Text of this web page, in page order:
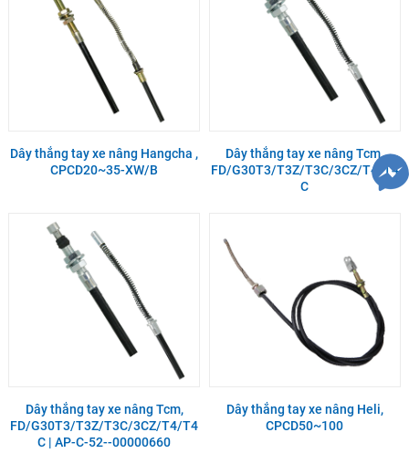
Dây thắng tay xe nâng Hangcha ,
CPCD20~35-XW/B
Dây thắng tay xe nâng Tcm,
FD/G30T3/T3Z/T3C/3CZ/T4/T4
C
Dây thắng tay xe nâng Tcm,
FD/G30T3/T3Z/T3C/3CZ/T4/T4
C | AP-C-52--00000660
Dây thắng tay xe nâng Heli,
CPCD50~100